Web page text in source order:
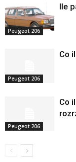
Peugeot 206
Ile
Peugeot 206
Co
Peugeot 206
Co